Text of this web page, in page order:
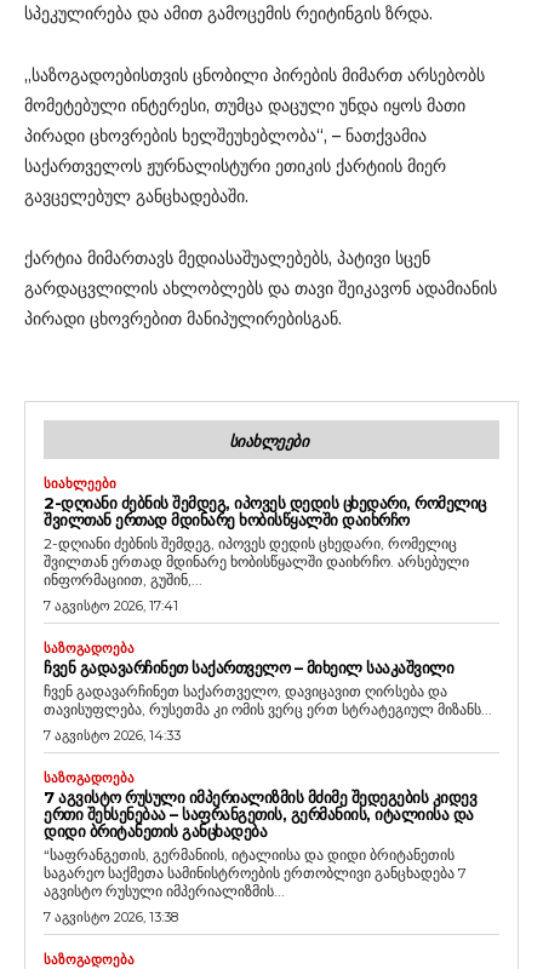
სპეკულირება და ამით გამოცემის რეიტინგის ზრდა.
„საზოგადოებისთვის ცნობილი პირების მიმართ არსებობს
მომეტებული ინტერესი, თუმცა დაცული უნდა იყოს მათი
პირადი ცხოვრების ხელშეუხებლობა“, – ნათქვამია
საქართველოს ჟურნალისტური ეთიკის ქარტიის მიერ
გავცელებულ განცხადებაში.
ქარტია მიმართავს მედიასაშუალებებს, პატივი სცენ
გარდაცვლილის ახლობლებს და თავი შეიკავონ ადამიანის
პირადი ცხოვრებით მანიპულირებისგან.
ᲡᲘᲐᲮᲚᲔᲔᲑᲘ
ᲡᲘᲐᲮᲚᲔᲔᲑᲘ
2-ᲓᲦᲘᲐᲜᲘ ᲫᲔᲑᲜᲘᲡ ᲨᲔᲛᲓᲔᲒ, ᲘᲞᲝᲕᲔᲡ ᲓᲔᲓᲘᲡ ᲪᲮᲔᲓᲐᲠᲘ, ᲠᲝᲛᲔᲚᲘᲪ
ᲨᲕᲘᲚᲗᲐᲜ ᲔᲠᲗᲐᲓ ᲛᲓᲘᲜᲐᲠᲔ ᲮᲝᲑᲘᲡᲬᲧᲐᲚᲨᲘ ᲓᲐᲘᲮᲠᲩᲝ
2-დღიანი ძებნის შემდეგ, იპოვეს დედის ცხედარი, რომელიც
შვილთან ერთად მდინარე ხობისწყალში დაიხრჩო. არსებული
ინფორმაციით, გუშინ,...
7 აგვისტო 2026, 17:41
ᲡᲐᲖᲝᲒᲐᲓᲝᲔᲑᲐ
ᲩᲕᲔᲜ ᲒᲐᲓᲐᲕᲐᲠᲩᲘᲜᲔᲗ ᲡᲐᲥᲐᲠᲗᲕᲔᲚᲝ – ᲛᲘᲮᲔᲘᲚ ᲡᲐᲐᲙᲐᲨᲕᲘᲚᲘ
ჩვენ გადავარჩინეთ საქართველო, დავიცავით ღირსება და
თავისუფლება, რუსეთმა კი ომის ვერც ერთ სტრატეგიულ მიზანს...
7 აგვისტო 2026, 14:33
ᲡᲐᲖᲝᲒᲐᲓᲝᲔᲑᲐ
7 ᲐᲒᲕᲘᲡᲢᲝ ᲠᲣᲡᲣᲚᲘ ᲘᲛᲞᲔᲠᲘᲐᲚᲘᲖᲛᲘᲡ ᲛᲫᲘᲛᲔ ᲨᲔᲓᲔᲒᲔᲑᲘᲡ ᲙᲘᲓᲔᲕ
ᲔᲠᲗᲘ ᲨᲔᲮᲡᲔᲜᲔᲑᲐᲐ – ᲡᲐᲤᲠᲐᲜᲒᲔᲗᲘᲡ, ᲒᲔᲠᲛᲐᲜᲘᲘᲡ, ᲘᲢᲐᲚᲘᲘᲡᲐ ᲓᲐ
ᲓᲘᲓᲘ ᲑᲠᲘᲢᲐᲜᲔᲗᲘᲡ ᲒᲐᲜᲪᲮᲐᲓᲔᲑᲐ
“საფრანგეთის, გერმანიის, იტალიისა და დიდი ბრიტანეთის
საგარეო საქმეთა სამინისტროების ერთობლივი განცხადება 7
აგვისტო რუსული იმპერიალიზმის...
7 აგვისტო 2026, 13:38
ᲡᲐᲖᲝᲒᲐᲓᲝᲔᲑᲐ